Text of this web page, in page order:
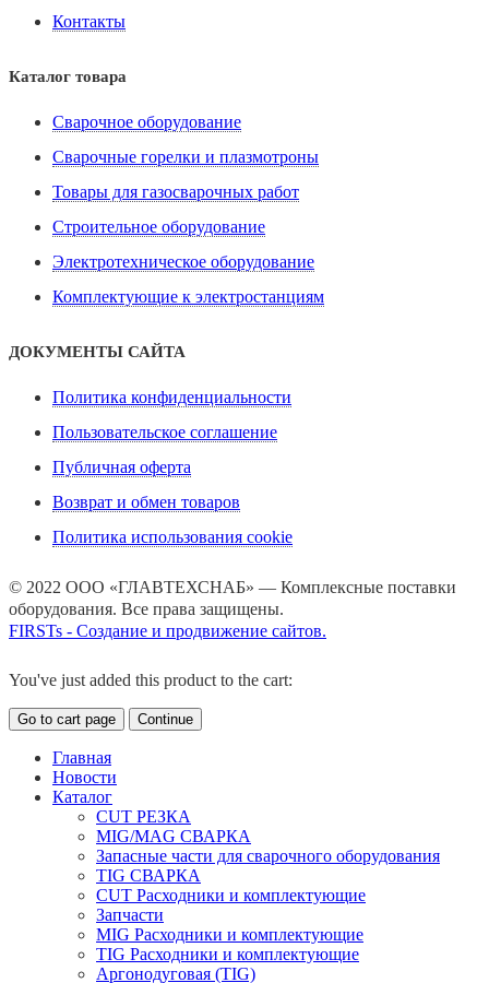
Контакты
Каталог товара
Сварочное оборудование
Сварочные горелки и плазмотроны
Товары для газосварочных работ
Строительное оборудование
Электротехническое оборудование
Комплектующие к электростанциям
ДОКУМЕНТЫ САЙТА
Политика конфиденциальности
Пользовательское соглашение
Публичная оферта
Возврат и обмен товаров
Политика использования cookie
© 2022 ООО «ГЛАВТЕХСНАБ» — Комплексные поставки
оборудования. Все права защищены.
FIRSTs - Создание и продвижение сайтов.
You've just added this product to the cart:
Go to cart page Continue
Главная
Новости
Каталог
CUT РЕЗКА
MIG/MAG СВАРКА
Запасные части для сварочного оборудования
TIG СВАРКА
CUT Расходники и комплектующие
Запчасти
MIG Расходники и комплектующие
TIG Расходники и комплектующие
Аргонодуговая (TIG)